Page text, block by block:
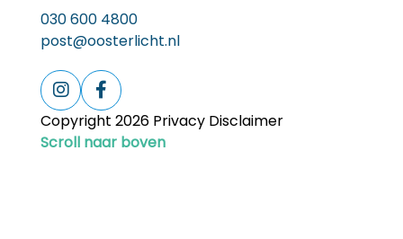
030 600 4800
post@oosterlicht.nl
Copyright 2026 Privacy Disclaimer
Scroll naar boven